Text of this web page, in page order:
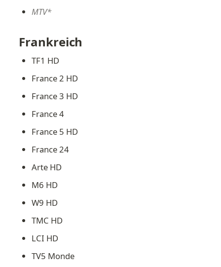
MTV*
Frankreich
TF1 HD
France 2 HD
France 3 HD
France 4
France 5 HD
France 24
Arte HD
M6 HD
W9 HD
TMC HD
LCI HD
TV5 Monde